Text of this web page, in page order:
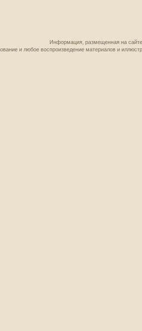
Информация, размещенная на
и любое воспроизведение материалов и